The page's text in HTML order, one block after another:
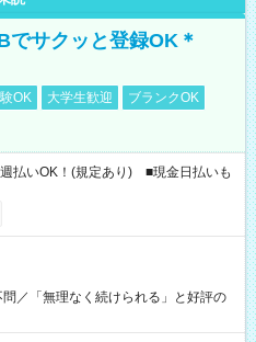
でサクッと登録OK＊
OK 大学生歓迎
ブランクOK
払いOK！(規定あり) ■現金日払いも
／「無理なく続けられる」と好評の